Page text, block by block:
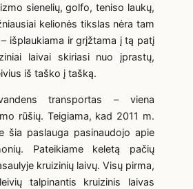
sienelių, golfo, teniso laukų,
kelionės tikslas nėra tam
išplaukiama ir grįžtama į tą patį
laivai skiriasi nuo įprastų,
iš taško į tašką.
transportas – viena
rūšių. Teigiama, kad 2011 m.
šia paslauga pasinaudojo apie
Pateikiame keletą pačių
kruizinių laivų. Visų pirma,
talpinantis kruizinis laivas